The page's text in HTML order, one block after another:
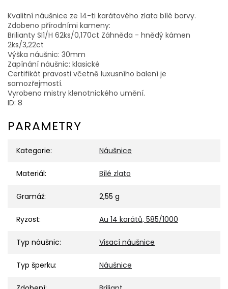
Kvalitní náušnice ze 14-ti karátového zlata bílé barvy.
Zdobeno přírodními kameny:
Brilianty SI1/H 62ks/0,170ct Záhněda - hnědý kámen
2ks/3,22ct
Výška náušnic: 30mm
Zapínání náušnic: klasické
Certifikát pravosti včetně luxusního balení je
samozřejmostí.
Vyrobeno mistry klenotnického umění.
ID: 8
PARAMETRY
Kategorie: Náušnice
Materiál: Bílé zlato
Gramáž: 2,55 g
Ryzost: Au 14 karátů, 585/1000
Typ náušnic: Visací náušnice
Typ šperku: Náušnice